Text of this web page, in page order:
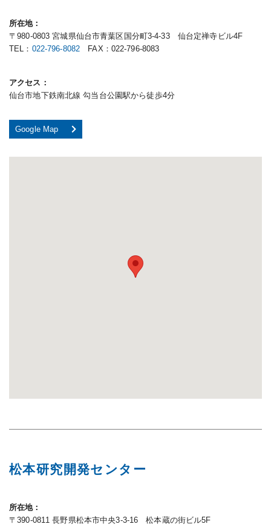
所在地
〒980-0803 宮城県仙台市青葉区国分町3-4-33 仙台定禅寺ビル4F
TEL： 022-796-8082 FAX：022-796-8083
アクセス
仙台市地下鉄南北線 勾当台公園駅から徒歩4分
Google Map
松本研究開発センター
所在地
〒390-0811 長野県松本市中央3-3-16 松本蔵の街ビル5F